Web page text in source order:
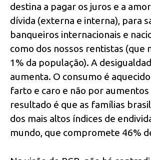
destina a pagar os juros e a
dívida (externa e interna), para
banqueiros internacionais e
como dos nossos rentistas (que
1% da população). A
aumenta. O consumo é
farto e caro e não por aumentos
resultado é que as famílias
dos mais altos índices de
mundo, que compromete 46%